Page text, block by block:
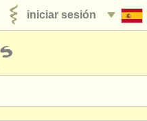
iniciar sesión